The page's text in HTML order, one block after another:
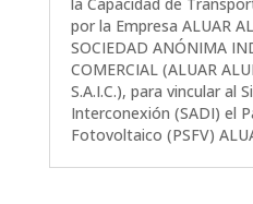
por la Empresa ALUAR
SOCIEDAD ANÓNIMA
COMERCIAL (ALUAR
S.A.I.C.), para vincular al
Interconexión (SADI) el
Fotovoltaico (PSFV)